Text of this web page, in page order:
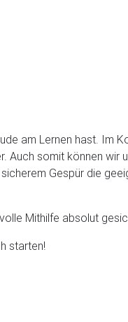
am Lernen hast. Im
Auch somit können wir
Gespür die
Mithilfe absolut
starten!